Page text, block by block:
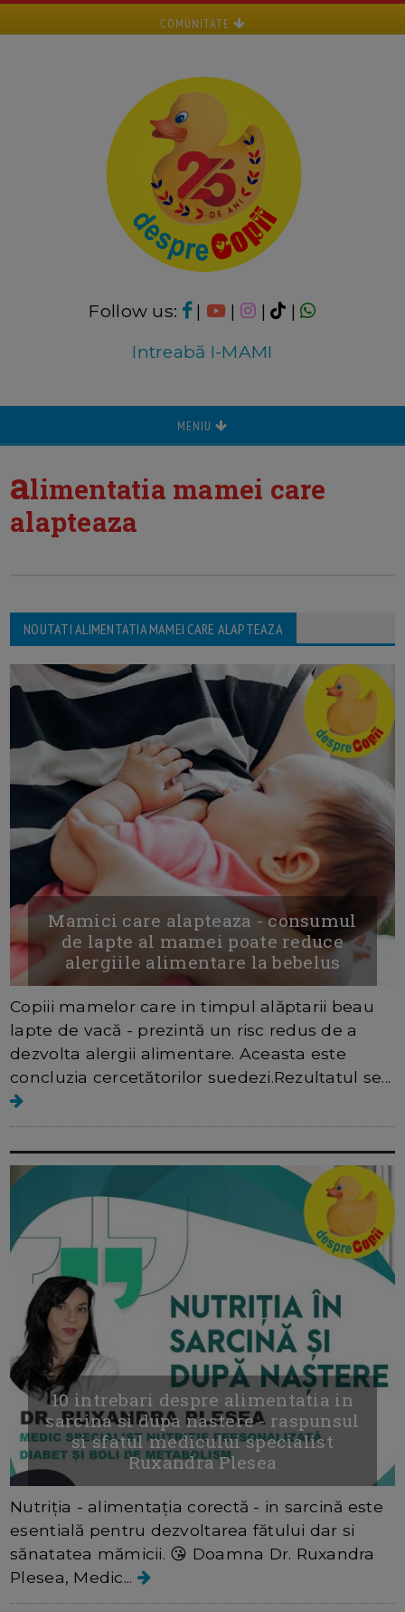
COMUNITATE
Follow us: | | |
|
Intreabă I-MAMI
MENIU
alimentatia mamei care
alapteaza
NOUTATI ALIMENTATIA MAMEI CARE ALAPTEAZA
Mamici care alapteaza - consumul
de lapte al mamei poate reduce
alergiile alimentare la bebelus
Copiii mamelor care in timpul alăptarii beau
lapte de vacă - prezintă un risc redus de a
dezvolta alergii alimentare. Aceasta este
concluzia cercetătorilor suedezi.Rezultatul se...
10 intrebari despre alimentatia in
sarcina si dupa nastere - raspunsul
si sfatul medicului specialist
Ruxandra Plesea
Nutriția - alimentația corectă - in sarcină este
esentială pentru dezvoltarea fătului dar si
sănatatea mămicii. 😘 Doamna Dr. Ruxandra
Plesea, Medic...